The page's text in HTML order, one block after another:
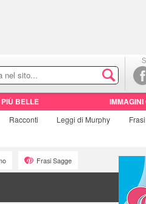
BELLE
Racconti Leggi di Murphy Frasi
Frasi Sagge